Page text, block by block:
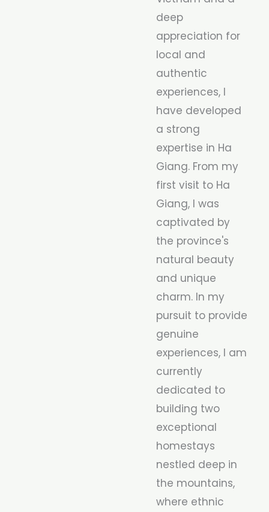
deep
appreciation for
local and
authentic
experiences, I
have developed
a strong
expertise in Ha
Giang. From my
first visit to Ha
Giang, I was
captivated by
the province's
natural beauty
and unique
charm. In my
pursuit to provide
genuine
experiences, I am
currently
dedicated to
building two
exceptional
homestays
nestled deep in
the mountains,
where ethnic